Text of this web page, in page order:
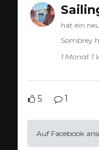
hat ein
Sombrey
1 Monat 1
5 1
Auf Facebook